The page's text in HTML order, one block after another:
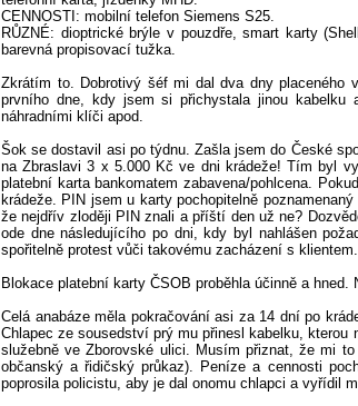
CENNOSTI: mobilní telefon Siemens S25.
RŮZNÉ: dioptrické brýle v pouzdře, smart karty
barevná propisovací tužka.
Zkrátím to. Dobrotivý šéf mi dal dva dny placeného
prvního dne, kdy jsem si přichystala jinou
náhradními klíči apod.
Šok se dostavil asi po týdnu. Zašla jsem do České
na Zbraslavi 3 x 5.000 Kč ve dni krádeže! Tím byl
platební karta bankomatem zabavena/pohlcena.
krádeže. PIN jsem u karty pochopitelně
že nejdřív zloději PIN znali a příští den už ne?
ode dne následujícího po dni, kdy byl nahlášen
spořitelně protest vůči takovému zacházení s
Blokace platební karty ČSOB proběhla účinně a
Celá anabáze měla pokračování asi za 14 dní po
Chlapec ze sousedství prý mu přinesl kabelku,
služebně ve Zborovské ulici. Musím přiznat, že mi
občanský a řidičský průkaz). Peníze a cennosti
poprosila policistu, aby je dal onomu chlapci a vyřídil